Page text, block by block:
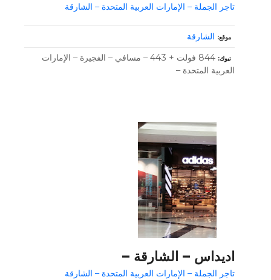
تاجر الجملة – الإمارات العربية المتحدة – الشارقة
موقع الشارقة
تبوك
844 فولت + 443 – مسافي – الفجيرة – الإمارات
العربية المتحدة –
اديداس – الشارقة –
تاجر الجملة – الإمارات العربية المتحدة – الشارقة